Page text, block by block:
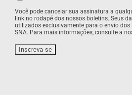
Você pode cancelar sua assinatura a
link no rodapé dos nossos boletins. Seus
utilizados exclusivamente para o envio
SNA. Para mais informações, consulte a